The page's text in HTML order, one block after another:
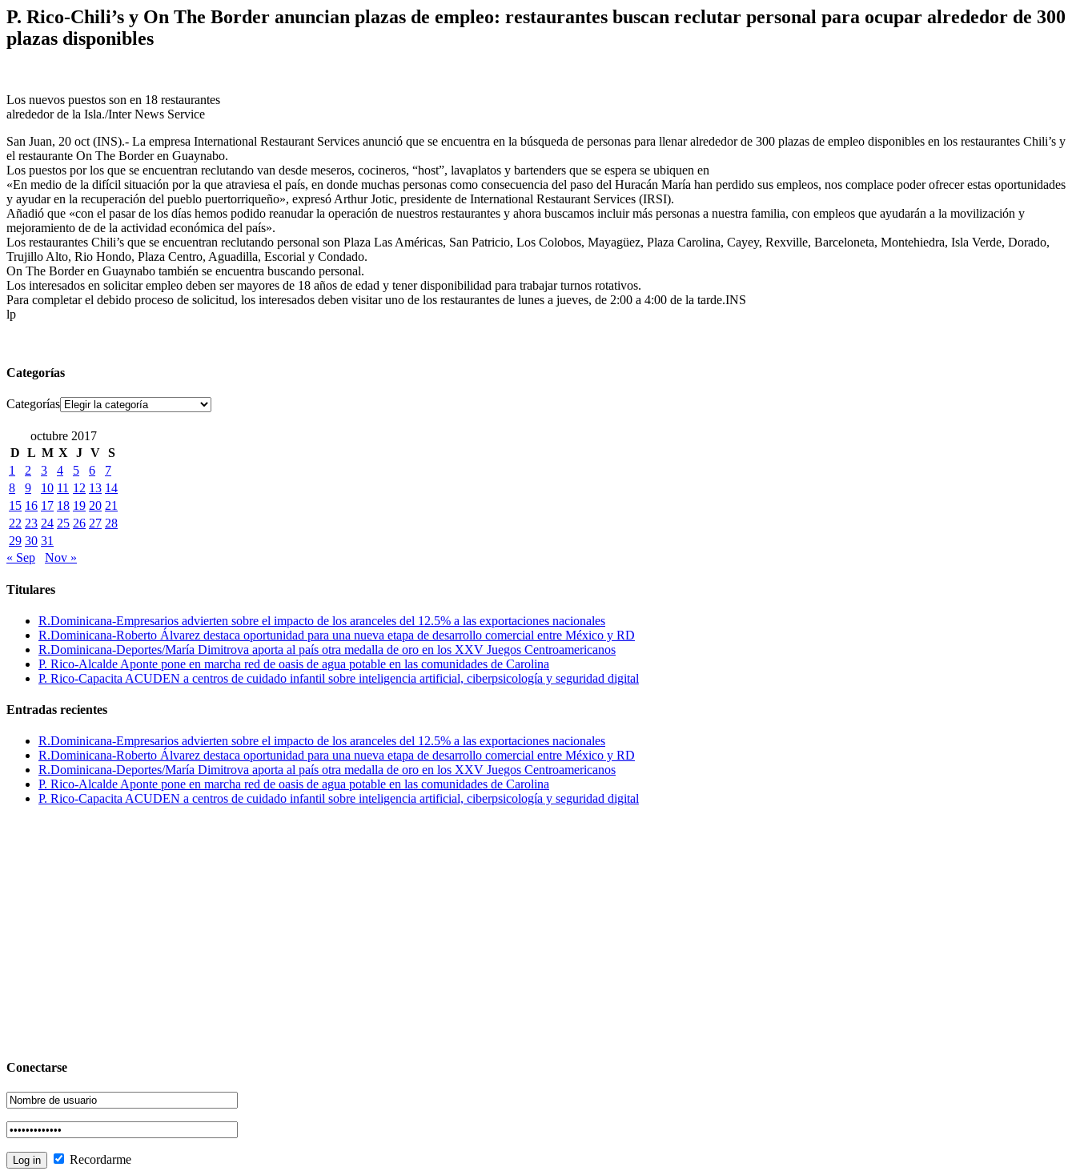
P. Rico-Chili’s y On The Border anuncian plazas de empleo: restaurantes buscan reclutar personal para ocupar alrededor de 300
plazas disponibles
Los nuevos puestos son en 18 restaurantes
alrededor de la Isla./Inter News Service
San Juan, 20 oct (INS).- La empresa International Restaurant Services anunció que se encuentra en la búsqueda de personas para llenar alrededor de 300 plazas de empleo disponibles en los restaurantes Chili’s y
el restaurante On The Border en Guaynabo.
Los puestos por los que se encuentran reclutando van desde meseros, cocineros, “host”, lavaplatos y bartenders que se espera se ubiquen en
«En medio de la difícil situación por la que atraviesa el país, en donde muchas personas como consecuencia del paso del Huracán María han perdido sus empleos, nos complace poder ofrecer estas oportunidades
y ayudar en la recuperación del pueblo puertorriqueño», expresó Arthur Jotic, presidente de International Restaurant Services (IRSI).
Añadió que «con el pasar de los días hemos podido reanudar la operación de nuestros restaurantes y ahora buscamos incluir más personas a nuestra familia, con empleos que ayudarán a la movilización y
mejoramiento de de la actividad económica del país».
Los restaurantes Chili’s que se encuentran reclutando personal son Plaza Las Américas, San Patricio, Los Colobos, Mayagüez, Plaza Carolina, Cayey, Rexville, Barceloneta, Montehiedra, Isla Verde, Dorado,
Trujillo Alto, Rio Hondo, Plaza Centro, Aguadilla, Escorial y Condado.
On The Border en Guaynabo también se encuentra buscando personal.
Los interesados en solicitar empleo deben ser mayores de 18 años de edad y tener disponibilidad para trabajar turnos rotativos.
Para completar el debido proceso de solicitud, los interesados deben visitar uno de los restaurantes de lunes a jueves, de 2:00 a 4:00 de la tarde.INS
lp
Categorías
Categorías
octubre 2017
D L M X J V S
1
2 3 4 5 6
7
8
9 10 11 12 13 14
15 16 17 18 19 20 21
22 23 24 25 26 27 28
29 30 31
« Sep
Nov »
Titulares
R.Dominicana-Empresarios advierten sobre el impacto de los aranceles del 12.5% a las exportaciones nacionales
R.Dominicana-Roberto Álvarez destaca oportunidad para una nueva etapa de desarrollo comercial entre México y RD
R.Dominicana-Deportes/María Dimitrova aporta al país otra medalla de oro en los XXV Juegos Centroamericanos
P. Rico-Alcalde Aponte pone en marcha red de oasis de agua potable en las comunidades de Carolina
P. Rico-Capacita ACUDEN a centros de cuidado infantil sobre inteligencia artificial, ciberpsicología y seguridad digital
Entradas recientes
R.Dominicana-Empresarios advierten sobre el impacto de los aranceles del 12.5% a las exportaciones nacionales
R.Dominicana-Roberto Álvarez destaca oportunidad para una nueva etapa de desarrollo comercial entre México y RD
R.Dominicana-Deportes/María Dimitrova aporta al país otra medalla de oro en los XXV Juegos Centroamericanos
P. Rico-Alcalde Aponte pone en marcha red de oasis de agua potable en las comunidades de Carolina
P. Rico-Capacita ACUDEN a centros de cuidado infantil sobre inteligencia artificial, ciberpsicología y seguridad digital
Conectarse
Recordarme